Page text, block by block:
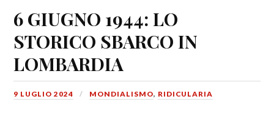
6 GIUGNO 1944: LO
STORICO SBARCO IN
LOMBARDIA
9 LUGLIO 2024 MONDIALISMO, RIDICULARIA